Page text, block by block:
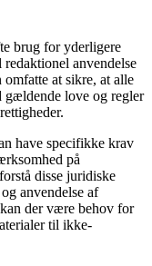
brug for yderligere
anvendelse
at sikre, at alle
gældende love og regler
have specifikke krav
på
disse juridiske
anvendelse af
der være behov for
til ikke-